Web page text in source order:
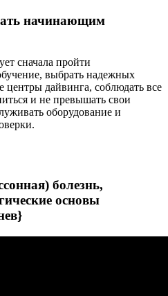
начинающим
сначала пройти
выбрать надежных
центры дайвинга, соблюдать все
и не превышать свои
оборудование и
болезнь,
основы